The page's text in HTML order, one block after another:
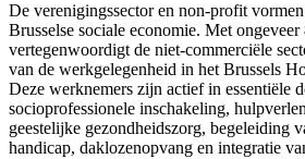
De verenigingssector en non-profit
Brusselse sociale economie. Met ongeveer
vertegenwoordigt de niet-commerciële
van de werkgelegenheid in het Brussels
Deze werknemers zijn actief in essentiële
socioprofessionele inschakeling,
geestelijke gezondheidszorg, begeleiding
handicap, daklozenopvang en integratie